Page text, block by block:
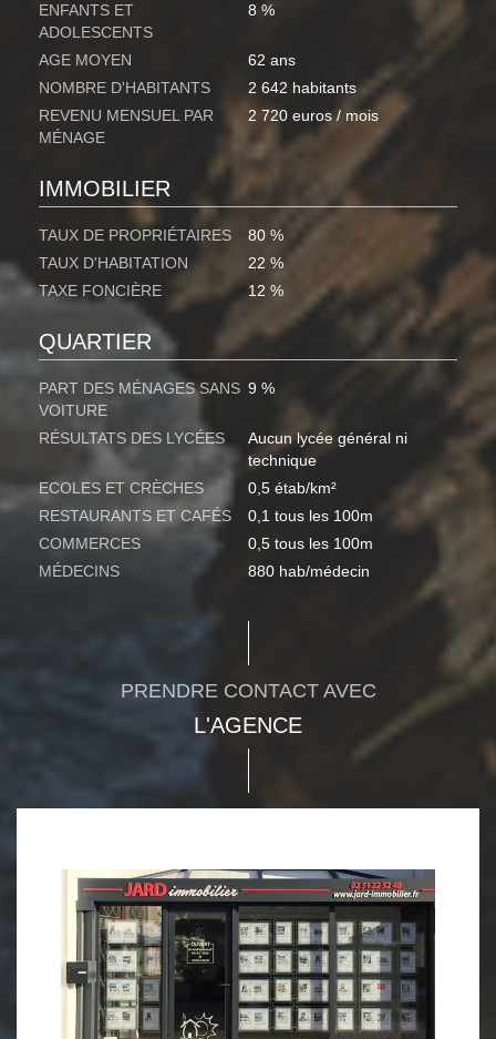
ENFANTS ET
ADOLESCENTS
8 %
AGE MOYEN
62 ans
NOMBRE D'HABITANTS
2 642 habitants
REVENU MENSUEL PAR
MÉNAGE
2 720 euros / mois
IMMOBILIER
TAUX DE PROPRIÉTAIRES
80 %
TAUX D'HABITATION
22 %
TAXE FONCIÈRE
12 %
QUARTIER
PART DES MÉNAGES SANS
VOITURE
9 %
RÉSULTATS DES LYCÉES
Aucun lycée général ni
technique
ECOLES ET CRÈCHES
0,5 étab/km²
RESTAURANTS ET CAFÉS
0,1 tous les 100m
COMMERCES
0,5 tous les 100m
MÉDECINS
880 hab/médecin
PRENDRE CONTACT AVEC
L'AGENCE